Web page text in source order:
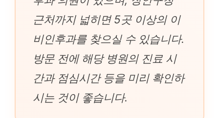
근처까지 넓히면 5곳 이상의 이
비인후과를 찾으실 수 있습니다.
방문 전에 해당 병원의 진료 시
간과 점심시간 등을 미리 확인하
시는 것이 좋습니다.